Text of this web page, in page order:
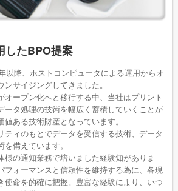
したBPO提案
以降、ホストコンピュータによる運用からオ
サイジングしてきました。
オープン化へと移行する中、当社はプリント
ータ処理の技術を幅広く蓄積していくことが
ある技術財産となっています。
ティのもとでデータを受信する技術、データ
備えています。
様の通知業務で培いました経験知がありま
フォーマンスと信頼性を維持する為に、各現
使命を的確に把握。豊富な経験により、いつ